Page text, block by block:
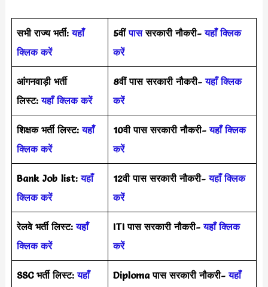
सभी राज्य भर्ती: यहाँ
क्लिक करें
5वींपाससरकारी नौकरी- यहाँ क्लिक
करें
आंगनवाड़ी भर्ती
लिस्ट: यहाँ क्लिक करें
8वीं पास सरकारी नौकरी- यहाँ क्लिक
करें
शिक्षक भर्ती लिस्ट: यहाँ
क्लिक करें
10वी पास सरकारी नौकरी- यहाँ क्लिक
करें
Bank Job list: यहाँ
क्लिक करें
12वी पास सरकारी नौकरी- यहाँ क्लिक
करें
रेलवे भर्ती लिस्ट: यहाँ
क्लिक करें
ITI पास सरकारी नौकरी- यहाँ क्लिक
करें
SSC भर्ती लिस्ट: यहाँ
Diploma पास सरकारी नौकरी- यहाँ